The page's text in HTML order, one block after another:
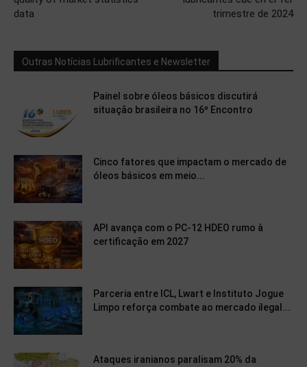
data
trimestre de 2024
Outras Notícias Lubrificantes e Newsletter
Painel sobre óleos básicos discutirá
situação brasileira no 16º Encontro
Cinco fatores que impactam o mercado de
óleos básicos em meio...
API avança com o PC-12 HDEO rumo à
certificação em 2027
Parceria entre ICL, Lwart e Instituto Jogue
Limpo reforça combate ao mercado ilegal...
Ataques iranianos paralisam 20% da